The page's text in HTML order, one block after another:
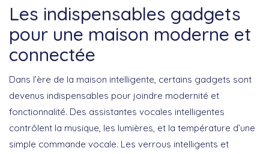
Les indispensables gadgets
pour une maison moderne et
connectée
Dans l’ère de la maison intelligente, certains gadgets sont
devenus indispensables pour joindre modernité et
fonctionnalité. Des assistantes vocales intelligentes
contrôlent la musique, les lumières, et la température d’une
simple commande vocale. Les verrous intelligents et